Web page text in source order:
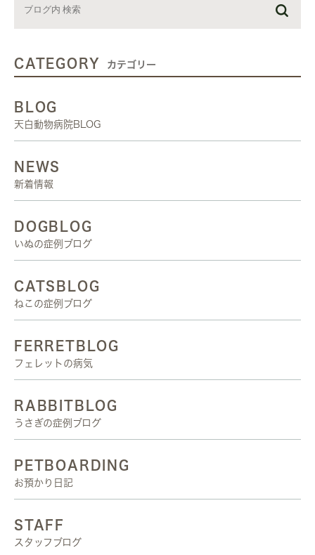
CATEGORY カテゴリー
BLOG
天白動物病院BLOG
NEWS
新着情報
DOGBLOG
いぬの症例ブログ
CATSBLOG
ねこの症例ブログ
FERRETBLOG
フェレットの病気
RABBITBLOG
うさぎの症例ブログ
PETBOARDING
お預かり日記
STAFF
スタッフブログ